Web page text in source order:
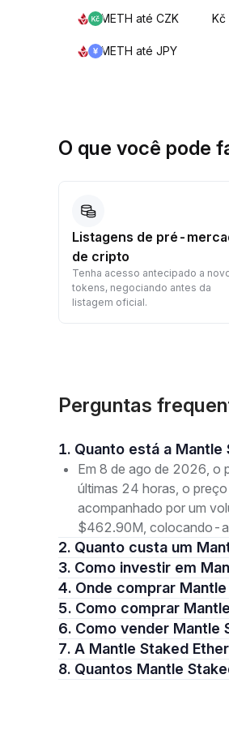
METH até CZK
METH até JPY
O que você pode
Listagens de pré-
de cripto
Tenha acesso antecipado a
tokens, negociando antes da
listagem oficial.
Perguntas
1. Quanto está a
Em 8 de ago de 2026, o
últimas 24 horas, o
acompanhado por um
$462.90M, colocando-
2. Quanto custa um
3. Como investir em
4. Onde comprar
5. Como comprar
6. Como vender
7. A Mantle Staked
8. Quantos Mantle